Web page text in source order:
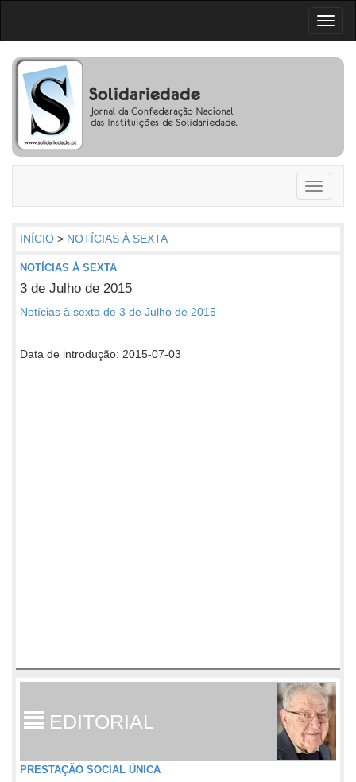
Toggle
INÍCIO > NOTÍCIAS À SEXTA
NOTÍCIAS À SEXTA
3 de Julho de 2015
Notícias à sexta de 3 de Julho de 2015
Data de introdução: 2015-07-03
EDITORIAL
PRESTAÇÃO SOCIAL ÚNICA